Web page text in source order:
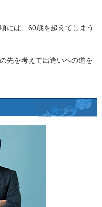
には、60歳を超えてしまう
先を考えて出逢いへの道を